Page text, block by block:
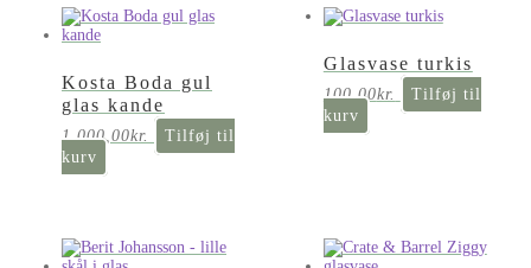
Kosta Boda gul
glas kande
1.000,00kr.
Tilføj til
kurv
Glasvase turkis
100,00kr.
Tilføj til
kurv